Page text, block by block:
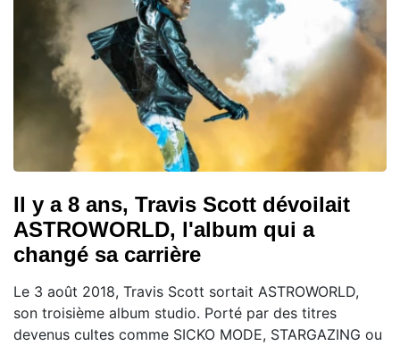
Il y a 8 ans, Travis Scott dévoilait
ASTROWORLD, l'album qui a
changé sa carrière
Le 3 août 2018, Travis Scott sortait ASTROWORLD,
son troisième album studio. Porté par des titres
devenus cultes comme SICKO MODE, STARGAZING ou